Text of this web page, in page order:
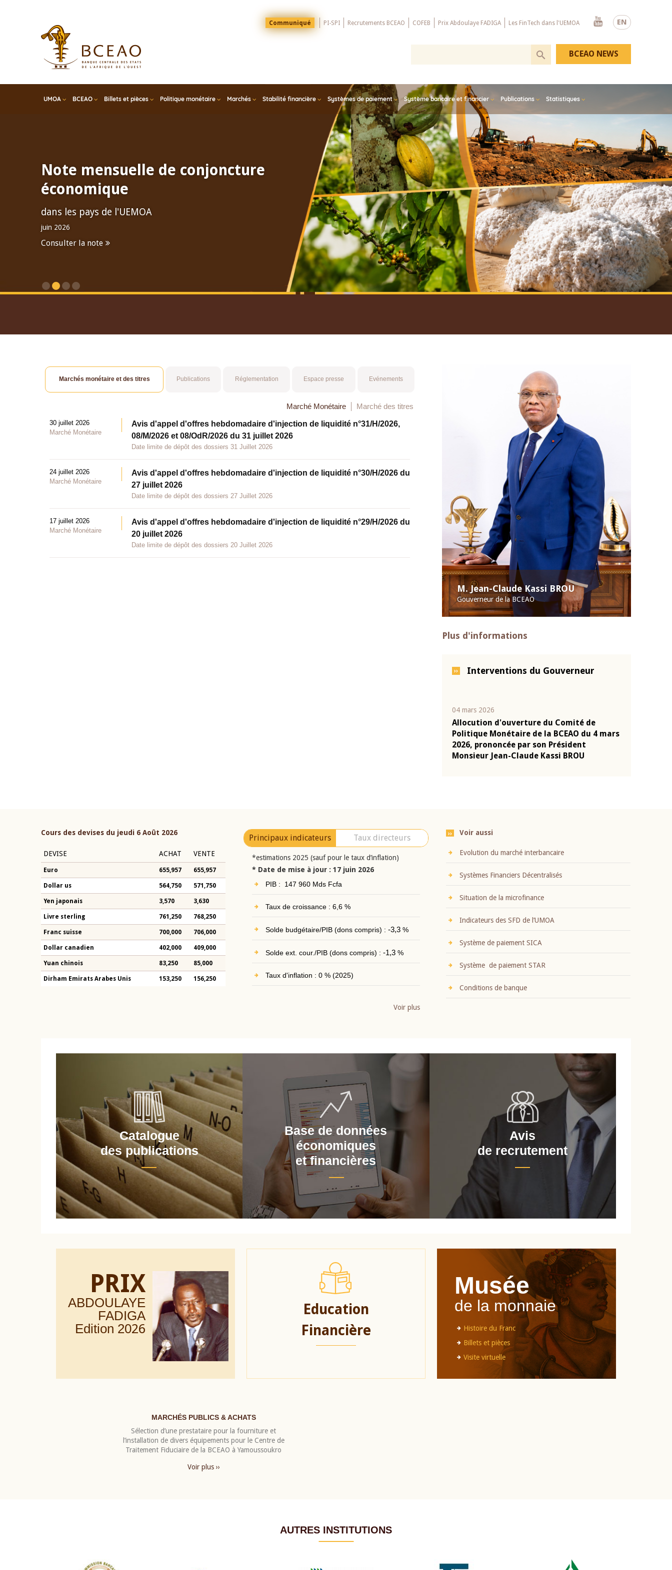
EN
Menu
Top
Communiqué PI-SPI Recrutements BCEAO COFEB Prix Abdoulaye FADIGA Les FinTech dans l'UEMOA
Youtube
UMOA BCEAO Billets et pièces Politique monétaire Marchés Stabilité financière Systèmes de paiement Système bancaire et financier Publications Statistiques
BCEAO NEWS
Note mensuelle de conjoncture
économique
dans les pays de l'UEMOA
juin 2026
Consulter la note
M. Jean-Claude Kassi BROU
Gouverneur de la BCEAO
Plus d'informations
Interventions du Gouverneur
04 mars 2026
Allocution d'ouverture du Comité de
Politique Monétaire de la BCEAO du 4 mars
2026, prononcée par son Président
Monsieur Jean-Claude Kassi BROU
Marchés monétaire et des titres Publications Réglementation Espace presse Evénements
Marché Monétaire Marché des titres
30 juillet 2026
Marché Monétaire
Avis d'appel d'offres hebdomadaire d'injection de liquidité n°31/H/2026,
08/M/2026 et 08/OdR/2026 du 31 juillet 2026
Date limite de dépôt des dossiers 31 Juillet 2026
24 juillet 2026
Marché Monétaire
Avis d'appel d'offres hebdomadaire d'injection de liquidité n°30/H/2026 du
27 juillet 2026
Date limite de dépôt des dossiers 27 Juillet 2026
17 juillet 2026
Marché Monétaire
Avis d'appel d'offres hebdomadaire d'injection de liquidité n°29/H/2026 du
20 juillet 2026
Date limite de dépôt des dossiers 20 Juillet 2026
Cours des devises du jeudi 6 Août 2026
DEVISE ACHAT VENTE
Euro 655,957 655,957
Dollar us 564,750 571,750
Yen japonais 3,570 3,630
Livre sterling 761,250 768,250
Franc suisse 700,000 706,000
Dollar canadien 402,000 409,000
Yuan chinois 83,250 85,000
Dirham Emirats Arabes Unis 153,250 156,250
Principaux indicateurs Taux directeurs
*estimations 2025 (sauf pour le taux d’inflation)
* Date de mise à jour : 17 juin 2026
PIB : 147 960 Mds Fcfa
Taux de croissance : 6,6 %
Solde budgétaire/PIB (dons compris) : -3,3%
Solde ext. cour./PIB (dons compris) : -1,3%
Taux d'inflation : 0 % (2025)
Voir plus
Voir aussi
Evolution du marché interbancaire
Systèmes Financiers Décentralisés
Situation de la microfinance
Indicateurs des SFD de l’UMOA
Système de paiement SICA
Système de paiement STAR
Conditions de banque
Catalogue
des publications
Base de données
économiques
et financières
Avis
de recrutement
PRIX
ABDOULAYE
FADIGA
Edition 2026
Education
Financière
Musée
de la monnaie
Histoire du Franc
Billets et pièces
Visite virtuelle
MARCHÉS PUBLICS & ACHATS
Sélection d’une prestataire pour la fourniture et
l’installation de divers équipements pour le Centre de
Traitement Fiduciaire de la BCEAO à Yamoussoukro
Voir plus ››
AUTRES INSTITUTIONS